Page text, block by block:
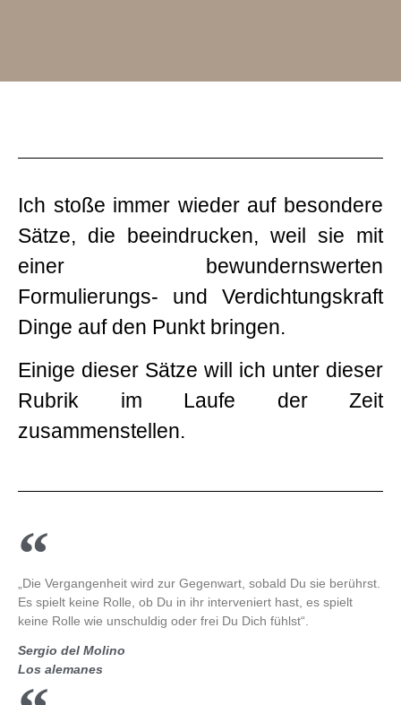
Ich stoße immer wieder auf besondere
Sätze, die beeindrucken, weil sie mit
einer bewundernswerten
Formulierungs- und Verdichtungskraft
Dinge auf den Punkt bringen.
Einige dieser Sätze will ich unter dieser
Rubrik im Laufe der Zeit
zusammenstellen.
„Die Vergangenheit wird zur Gegenwart, sobald Du sie berührst.
Es spielt keine Rolle, ob Du in ihr interveniert hast, es spielt
keine Rolle wie unschuldig oder frei Du Dich fühlst“.
Sergio del Molino
Los alemanes